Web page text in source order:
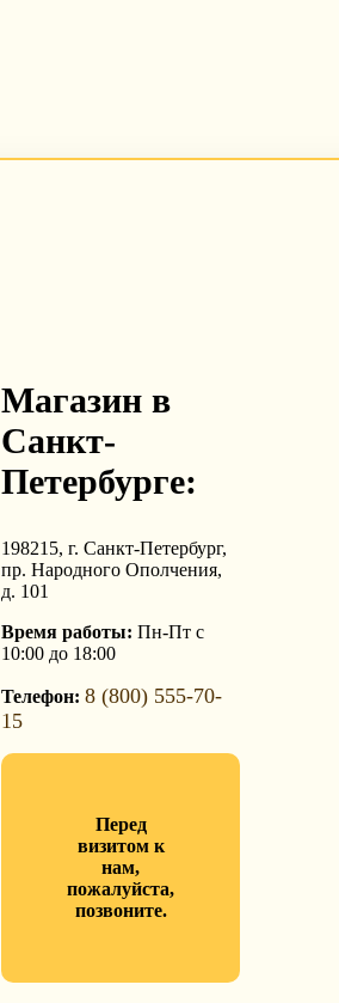
Магазин в
Санкт-
Петербурге:
198215, г. Санкт-Петербург,
пр. Народного Ополчения,
д. 101
Время работы: Пн-Пт с
10:00 до 18:00
Телефон:8 (800) 555-70-
15
Перед
визитом к
нам,
пожалуйста,
позвоните.